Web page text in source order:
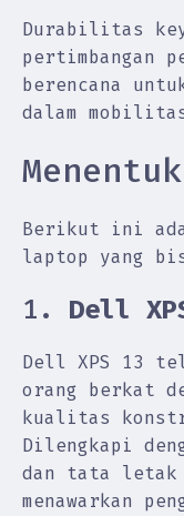
Durabilitas
pertimbangan
berencana
dalam
Berikut ini
laptop yang
1. Dell
Dell XPS 13
orang berkat
kualitas
Dilengkapi
dan tata
menawarkan